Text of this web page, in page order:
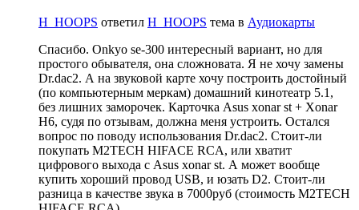
H_HOOPS ответил H_HOOPS тема в Аудиокарты
Спасибо. Onkyo se-300 интересный вариант, но для
простого обывателя, она сложновата. Я не хочу замены
Dr.dac2. А на звуковой карте хочу построить достойный
(по компьютерным меркам) домашний кинотеатр 5.1,
без лишних заморочек. Карточка Asus xonar st + Xonar
H6, судя по отзывам, должна меня устроить. Остался
вопрос по поводу использования Dr.dac2. Стоит-ли
покупать M2TECH HIFACE RCA, или хватит
цифрового выхода с Asus xonar st. А может вообще
купить хороший провод USB, и юзать D2. Стоит-ли
разница в качестве звука в 7000руб (стоимость M2TECH